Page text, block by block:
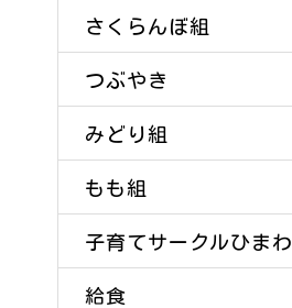
さくらんぼ組
つぶやき
みどり組
もも組
子育てサークルひまわ
り
給食